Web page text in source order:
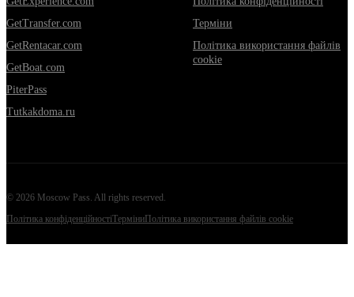
GetTransfer.com
GetRentacar.com
GetBoat.com
PiterPass
Tutkakdoma.ru
Терміни
Політика використання файлів
cookie
© 2026 Moscow Pass. All rights reserved.
Політика конфіденційностіТерміни Політика використання файлів cookie